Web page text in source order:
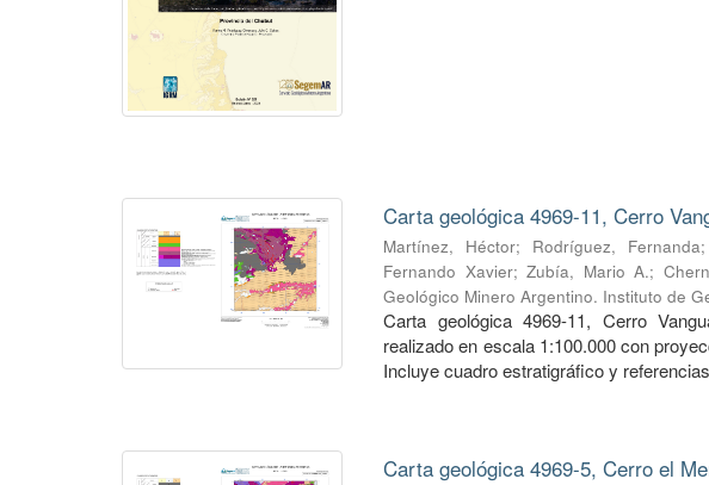
Carta geológica 4969-11, Cerro
Martínez, Héctor; Rodríguez, Fernanda
Fernando Xavier;Zubía, Mario A.;
Geológico Minero Argentino. Instituto de
Carta geológica 4969-11, Cerro
realizado en escala 1:100.000 con
Incluye cuadro estratigráfico y
Carta geológica 4969-5, Cerro el